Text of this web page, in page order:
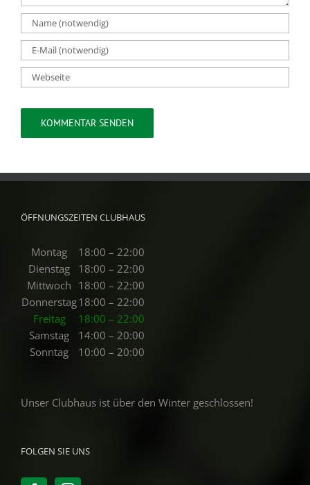
ÖFFNUNGSZEITEN CLUBHAUS
Montag
18:00 – 22:00
Dienstag
18:00 – 22:00
Mittwoch 18:00 – 22:00
Donnerstag18:00 – 22:00
Freitag
18:00 – 22:00
Samstag
14:00 – 20:00
Sonntag
10:00 – 20:00
Unser Clubhaus ist über den Winter geschlossen!
FOLGEN SIE UNS